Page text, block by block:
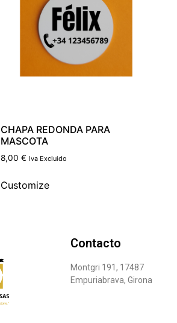
CHAPA REDONDA PARA
MASCOTA
8,00 € Iva Excluido
Customize
Contacto
Montgri 191, 17487
Empuriabrava, Girona